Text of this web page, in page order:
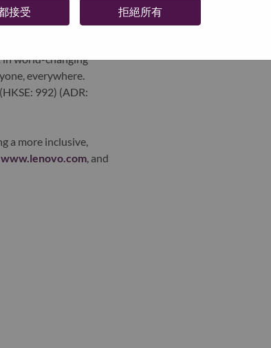
接受 拒絕所有
company with a full-
smartphones,
defined
in world-changing
everywhere.
992) (ADR:
a more inclusive,
www.lenovo.com, and